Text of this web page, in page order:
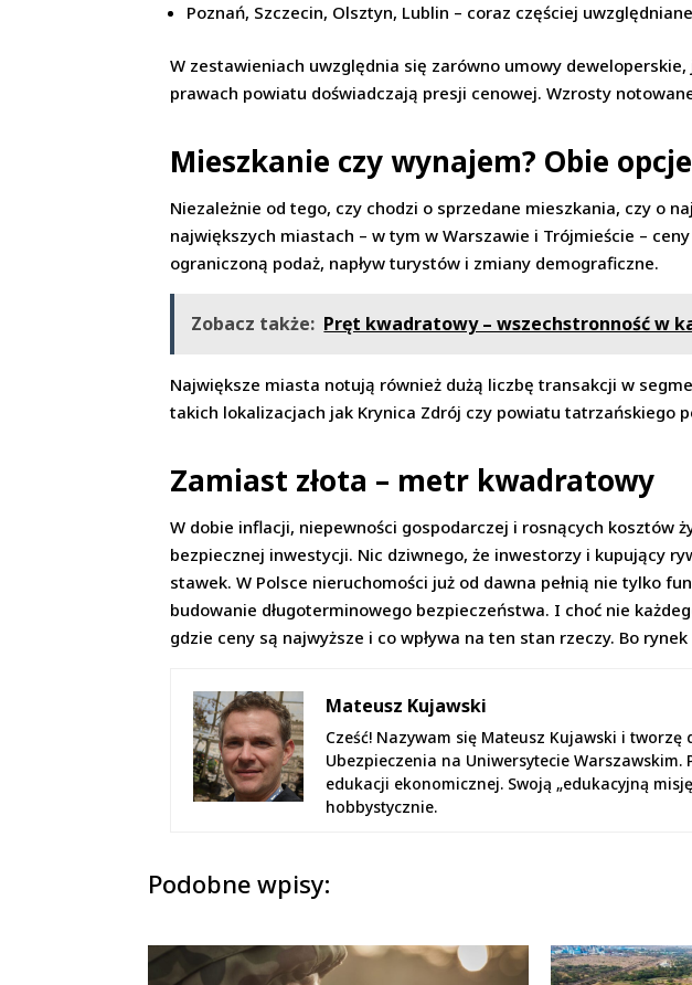
Poznań, Szczecin, Olsztyn, Lublin – coraz częściej
W zestawieniach uwzględnia się zarówno umowy
prawach powiatu doświadczają presji cenowej. Wzrosty
Mieszkanie czy wynajem? Obie
Niezależnie od tego, czy chodzi o sprzedane mieszkania, czy o
największych miastach – w tym w Warszawie i Trójmieście –
ograniczoną podaż, napływ turystów i zmiany demograficzne.
Zobacz także: Pręt kwadratowy – wszechstronność w
Największe miasta notują również dużą liczbę transakcji w
takich lokalizacjach jak Krynica Zdrój czy powiatu tatrzańskiego
Zamiast złota – metr kwadratowy
W dobie inflacji, niepewności gospodarczej i rosnących kosztów
bezpiecznej inwestycji. Nic dziwnego, że inwestorzy i kupujący
stawek. W Polsce nieruchomości już od dawna pełnią nie tylko
budowanie długoterminowego bezpieczeństwa. I choć nie
gdzie ceny są najwyższe i co wpływa na ten stan rzeczy. Bo
Mateusz Kujawski
Cześć! Nazywam się Mateusz Kujawski i
Ubezpieczenia na Uniwersytecie
edukacji ekonomicznej. Swoją „edukacyjną
hobbystycznie.
Podobne wpisy: